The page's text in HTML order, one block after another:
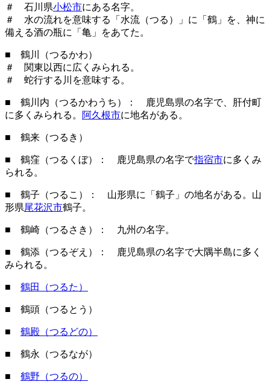
＃ 石川県小松市にある名字。
＃ 水の流れを意味する「水流（つる）」に「鶴」を、神に
備える酒の瓶に「亀」をあてた。
■ 鶴川（つるかわ）
＃ 関東以西に広くみられる。
＃ 蛇行する川を意味する。
■ 鶴川内（つるかわうち）： 鹿児島県の名字で、肝付町
に多くみられる。
阿久根市に地名がある。
■ 鶴来（つるき）
■ 鶴窪（つるくぼ）： 鹿児島県の名字で指宿市に多くみ
られる。
■ 鶴子（つるこ）： 山形県に「鶴子」の地名がある。山
形県尾花沢市鶴子。
■ 鶴崎（つるさき）： 九州の名字。
■ 鶴添（つるぞえ）： 鹿児島県の名字で大隅半島に多く
みられる。
■ 鶴田（つるた）
■ 鶴頭（つるとう）
■ 鶴殿（つるどの）
■ 鶴永（つるなが）
■ 鶴野（つるの）